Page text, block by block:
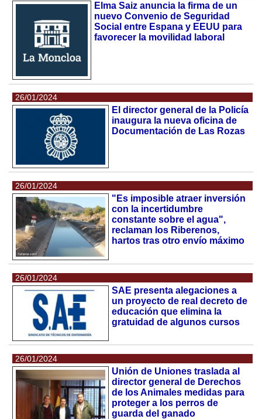
Elma Saiz anuncia la firma de un
nuevo Convenio de Seguridad
Social entre Espana y EEUU para
favorecer la movilidad laboral
26/01/2024
El director general de la Policía
inaugura la nueva oficina de
Documentación de Las Rozas
26/01/2024
"Es imposible atraer inversión
con la incertidumbre
constante sobre el agua",
reclaman los Riberenos,
hartos tras otro envío máximo
26/01/2024
SAE presenta alegaciones a
un proyecto de real decreto de
educación que elimina la
gratuidad de algunos cursos
26/01/2024
Unión de Uniones traslada al
director general de Derechos
de los Animales medidas para
proteger a los perros de
guarda del ganado